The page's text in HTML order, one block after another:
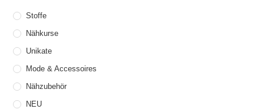
Stoffe
Nähkurse
Unikate
Mode & Accessoires
Nähzubehör
NEU